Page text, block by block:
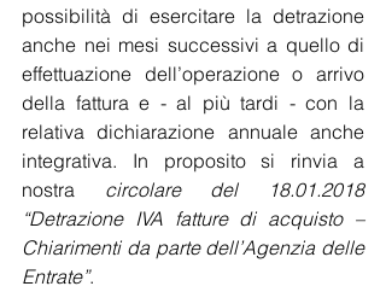
possibilità di esercitare la detrazione
anche nei mesi successivi a quello di
effettuazione dell’operazione o arrivo
della fattura e - al più tardi - con la
relativa dichiarazione annuale anche
integrativa. In proposito si rinvia a
nostra circolare del 18.01.2018
“Detrazione IVA fatture di acquisto –
Chiarimenti da parte dell’Agenzia delle
Entrate”.